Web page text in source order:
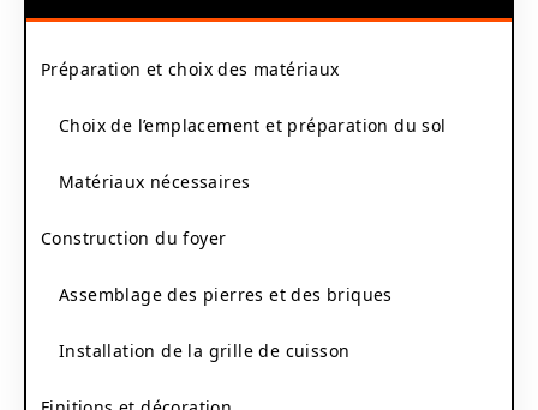
Préparation et choix des matériaux
Choix de l’emplacement et préparation du sol
Matériaux nécessaires
Construction du foyer
Assemblage des pierres et des briques
Installation de la grille de cuisson